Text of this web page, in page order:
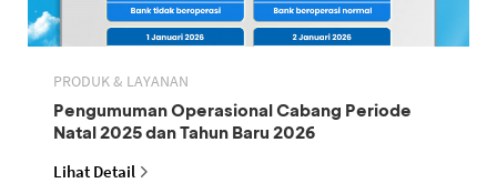
PRODUK & LAYANAN
Pengumuman Operasional Cabang Periode
Natal 2025 dan Tahun Baru 2026
Lihat Detail